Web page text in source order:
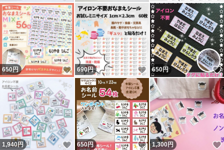
650円 いいね！
690円 いいね！
650円
1,940円 いいね！
650円 いいね！
1,300円